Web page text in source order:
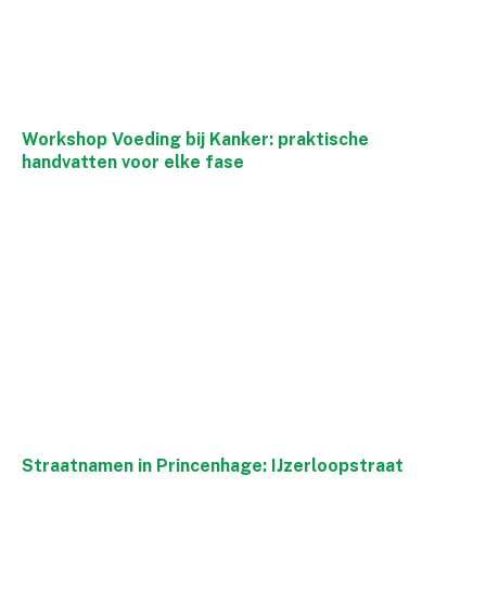
Workshop Voeding bij Kanker: praktische
handvatten voor elke fase
Straatnamen in Princenhage: IJzerloopstraat